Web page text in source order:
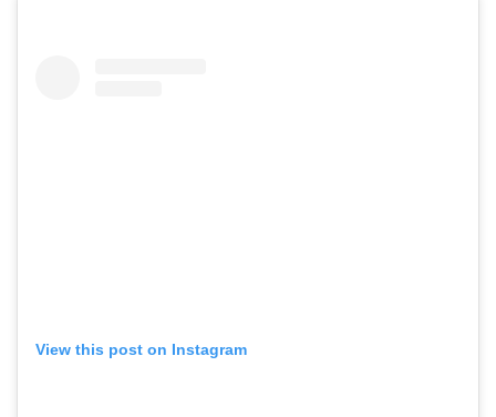
View this post on Instagram